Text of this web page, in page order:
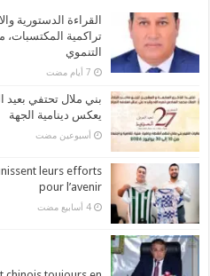
القراءة الدستورية
تراكمية المكتسبات،
التنموي
بني ملال تحتفي
يعكس دينامية الجهة
‏أسبوعين مضت
leurs efforts
pour l’avenir
‏4 أسابيع مضت